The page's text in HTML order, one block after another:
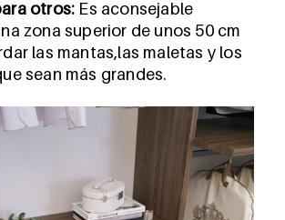
otros: Es aconsejable
zona superior de unos 50 cm
las mantas,las maletas y los
sean más grandes.